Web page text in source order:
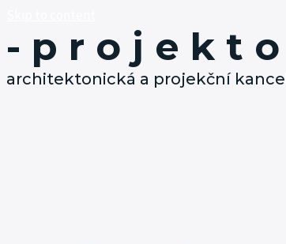
- p r o j e k t o
architektonická a projekční